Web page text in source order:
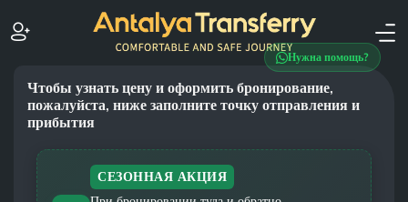
Нужна помощь?
Чтобы узнать цену и оформить бронирование,
пожалуйста, ниже заполните точку отправления и
прибытия
СЕЗОННАЯ АКЦИЯ